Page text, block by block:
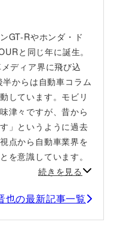
GT-Rやホンダ・ド
と同じ年に誕生。
ディア界に飛び込
からは自動車コラム
しています。モビリ
津々ですが、昔から
」というように過去
点から自動車業界を
を意識しています。
続きを見る
也の最新記事一覧